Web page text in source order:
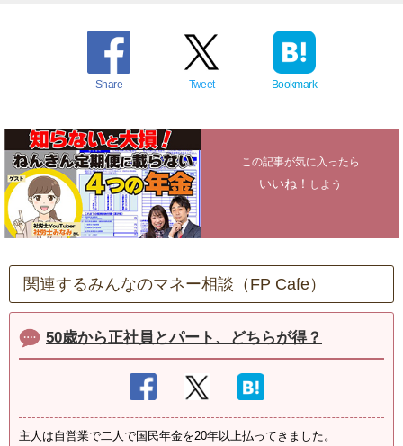
Share Tweet Bookmark
この記事が気に入ったら
いいね！ しよう
関連するみんなのマネー相談（FP Cafe）
50歳から正社員とパート、どちらが得？
主人は自営業で二人で国民年金を20年以上払ってきました。